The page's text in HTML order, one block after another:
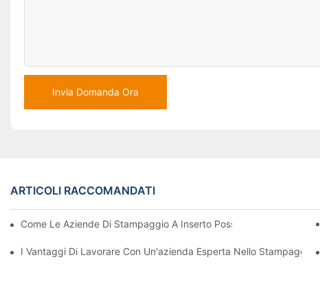
Invia Domanda Ora
ARTICOLI RACCOMANDATI
Come Le Aziende Di Stampaggio A Inserto Possono Gestire
I Vantaggi Di Lavorare Con Un'azienda Esperta Nello Stampaggio